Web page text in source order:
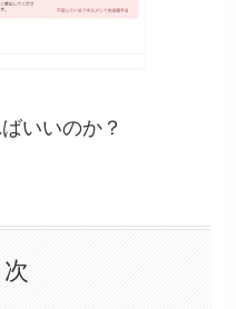
いいのか？
次